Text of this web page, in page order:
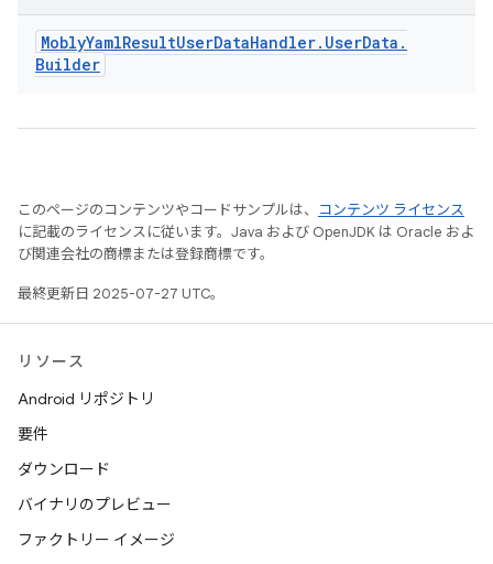
MoblyYamlResultUserDataHandler. UserData .
Builder
このページのコンテンツやコードサンプルは、
コンテンツ ライセンス
に記載のライセンスに従います。Java および OpenJDK は Oracle およ
び関連会社の商標または登録商標です。
最終更新日 2025-07-27 UTC。
リソース
Android リポジトリ
要件
ダウンロード
バイナリのプレビュー
ファクトリー イメージ